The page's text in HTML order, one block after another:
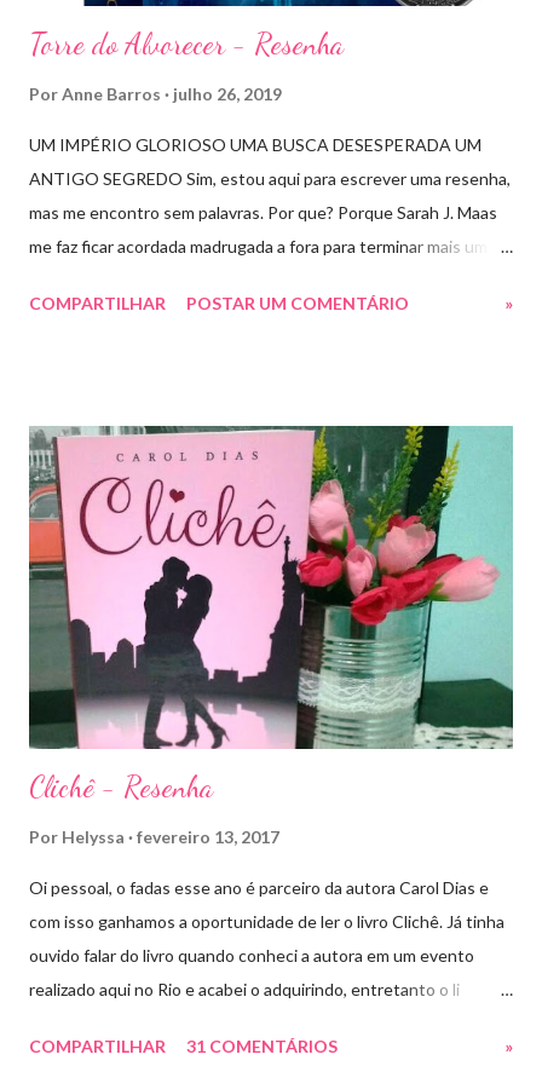
Torre do Alvorecer - Resenha
PorAnne Barros julho 26, 2019
UM IMPÉRIO GLORIOSO UMA BUSCA DESESPERADA UM
ANTIGO SEGREDO Sim, estou aqui para escrever uma resenha,
mas me encontro sem palavras. Por que? Porque Sarah J. Maas
me faz ficar acordada madrugada a fora para terminar mais um
romance da Saga Trono de Vidro que ocorre simultaneamente
todos meio atordoados com tudo que Dorian e Aelin fizeram e,
principalmente, descobriram sobre o Pai do Príncipe, agora Rei
de Ardalan. Todos têm uma missão nessa guerra mesmo que
ainda um pouco indefinida. Aelin deixa Ardalan nas mãos de seu
Rei e segue com sua corte para casa, para finalmente rever seu
lar, Terrasen. Com um novo rei no trono, Chaol Westfall passa a
ser Mão do Rei de Ardalan, e Nesryn Faliq a nova Capitã da
Guarda. Entret...
COMPARTILHAR POSTAR UM COMENTÁRIO »
Clichê - Resenha
Por Helyssa fevereiro 13, 2017
Oi pessoal, o fadas esse ano é parceiro da autora Carol Dias e
com isso ganhamos a oportunidade de ler o livro Clichê. Já tinha
ouvido falar do livro quando conheci a autora em um evento
realizado aqui no Rio e acabei o adquirindo, entretanto o li
cada capítulo tem uns coraçõezinhos que ficaram muito fofos
COMPARTILHAR 31 COMENTÁRIOS »